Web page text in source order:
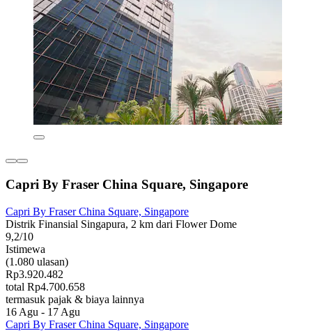
Capri By Fraser China Square, Singapore
Capri By Fraser China Square, Singapore
Distrik Finansial Singapura, 2 km dari Flower Dome
9,2/10
Istimewa
(1.080 ulasan)
Rp3.920.482
total Rp4.700.658
termasuk pajak & biaya lainnya
16 Agu - 17 Agu
Capri By Fraser China Square, Singapore